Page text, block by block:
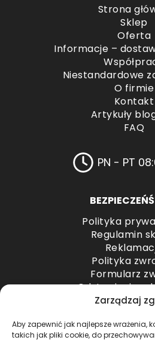
Zarządzaj
Aby zapewnić jak najlepsze wrażenia,
takich jak pliki cookie, do
Strona
Sklep
Oferta
Informacje –
Niestandardowe
O firmie
Kontakt
Artykuły
FAQ
PN - PT
Polityka
Regulamin
Polityka
Formularz
Odstąpienie
Odstąpienie od umowy –
METODY